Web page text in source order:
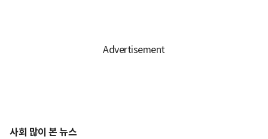
사회 많이 본 뉴스